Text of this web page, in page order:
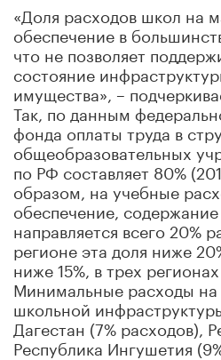
«Доля расходов школ на
обеспечение в
что не позволяет
состояние
имущества», –
Так, по данным
фонда оплаты труда в
общеобразовательных
по РФ составляет 80%
образом, на учебные
обеспечение,
направляется всего 20%
регионе эта доля ниже
ниже 15%, в трех
Минимальные расходы
школьной
Дагестан (7% расходов),
Республика Ингушетия